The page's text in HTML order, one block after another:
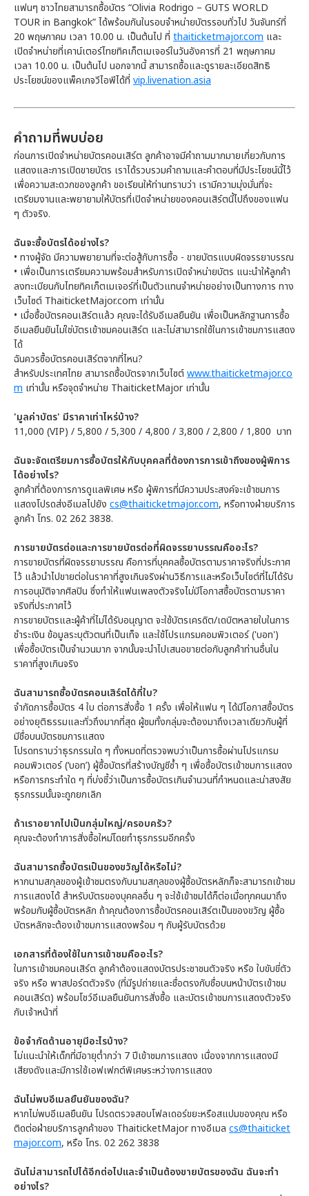
แฟนๆ ชาวไทยสามารถซื้อบัตร “Olivia Rodrigo – GUTS WORLD
TOUR in Bangkok” ได้พร้อมกันในรอบจำหน่ายบัตรรอบทั่วไป วันจันทร์ที่
20 พฤษภาคม เวลา 10.00 น. เป็นต้นไป ที่ thaiticketmajor.com และ
เปิดจำหน่ายที่เคาน์เตอร์ไทยทิคเก็ตเมเจอร์ในวันอังคารที่ 21 พฤษภาคม
เวลา 10.00 น. เป็นต้นไป นอกจากนี้ สามารถซื้อและดูรายละเอียดสิทธิ
ประโยชน์ของแพ็คเกจวีไอพีได้ที่ vip.livenation.asia
คำถามที่พบบ่อย
ก่อนการเปิดจำหน่ายบัตรคอนเสิร์ต ลูกค้าอาจมีคำถามมากมายเกี่ยวกับการ
แสดงและการเปิดขายบัตร เราได้รวบรวมคำถามและคำตอบที่มีประโยชน์นี้ไว้
เพื่อความสะดวกของลูกค้า ขอเรียนให้ท่านทราบว่า เรามีความมุ่งมั่นที่จะ
เตรียมงานและพยายามให้บัตรที่เปิดจำหน่ายของคอนเสิร์ตนี้ไปถึงของแฟน
ๆ ตัวจริง.
ฉันจะซื้อบัตรได้อย่างไร?
• ทางผู้จัด มีความพยายามที่จะต่อสู้กับการซื้อ - ขายบัตรแบบผิดจรรยาบรรณ
• เพื่อเป็นการเตรียมความพร้อมสำหรับการเปิดจำหน่ายบัตร แนะนำให้ลูกค้า
ลงทะเบียนกับไทยทิคเก็ตเมเจอร์ที่เป็นตัวแทนจำหน่ายอย่างเป็นทางการ ทาง
เว็บไซต์ ThaiticketMajor.com เท่านั้น
• เมื่อซื้อบัตรคอนเสิร์ตแล้ว คุณจะได้รับอีเมลยืนยัน เพื่อเป็นหลักฐานการซื้อ
อีเมลยืนยันไม่ใช่บัตรเข้าชมคอนเสิร์ต และไม่สามารถใช้ในการเข้าชมการแสดง
ได้
ฉันควรซื้อบัตรคอนเสิร์ตจากที่ไหน?
สำหรับประเทศไทย สามารถซื้อบัตรจากเว็บไซต์www.thaiticketmajor.co
m เท่านั้น หรือจุดจำหน่าย ThaiticketMajor เท่านั้น
'มูลค่าบัตร' มีราคาเท่าไหร่บ้าง?
11,000 (VIP) / 5,800 / 5,300 / 4,800 / 3,800 / 2,800 / 1,800 บาท
ฉันจะจัดเตรียมการซื้อบัตรให้กับบุคคลที่ต้องการการเข้าถึงของผู้พิการ
ได้อย่างไร?
ลูกค้าที่ต้องการการดูแลพิเศษ หรือ ผู้พิการที่มีความประสงค์จะเข้าชมการ
แสดงโปรดส่งอีเมลไปยัง cs@thaiticketmajor.com, หรือทางฝ่ายบริการ
ลูกค้า โทร. 02 262 3838.
การขายบัตรต่อและการขายบัตรต่อที่ผิดจรรยาบรรณคืออะไร?
การขายบัตรที่ผิดจรรยาบรรณ คือการที่บุคคลซื้อบัตรตามราคาจริงที่ประกาศ
ไว้ แล้วนำไปขายต่อในราคาที่สูงเกินจริงผ่านวิธีการและหรือเว็บไซต์ที่ไม่ได้รับ
การอนุมัติจากศิลปิน ซึ่งทำให้แฟนเพลงตัวจริงไม่มีโอกาสซื้อบัตรตามราคา
จริงที่ประกาศไว้
การขายบัตรและผู้ค้าที่ไม่ได้รับอนุญาต จะใช้บัตรเครดิต/เดบิตหลายใบในการ
ชำระเงิน ข้อมูลระบุตัวตนที่เป็นเท็จ และใช้โปรแกรมคอมพิวเตอร์ ('บอท')
เพื่อซื้อบัตรเป็นจำนวนมาก จากนั้นจะนำไปเสนอขายต่อกับลูกค้าท่านอื่นใน
ราคาที่สูงเกินจริง
ฉันสามารถซื้อบัตรคอนเสิร์ตได้กี่ใบ?
จำกัดการซื้อบัตร 4 ใบ ต่อการสั่งซื้อ 1 ครั้ง เพื่อให้แฟน ๆ ได้มีโอกาสซื้อบัตร
อย่างยุติธรรมและทั่วถึงมากที่สุด ผู้ชมทั้งกลุ่มจะต้องมาถึงเวลาเดียวกับผู้ที่
มีชื่อบนบัตรชมการแสดง
โปรดทราบว่าธุรกรรมใด ๆ ทั้งหมดที่ตรวจพบว่าเป็นการซื้อผ่านโปรแกรม
คอมพิวเตอร์ (‘บอท’) ผู้ซื้อบัตรที่สร้างบัญชีซ้ำ ๆ เพื่อซื้อบัตรเข้าชมการแสดง
หรือการกระทำใด ๆ ที่บ่งชี้ว่าเป็นการซื้อบัตรเกินจำนวนที่กำหนดและน่าสงสัย
ธุรกรรมนั้นจะถูกยกเลิก
ถ้าเราอยากไปเป็นกลุ่มใหญ่/ครอบครัว?
คุณจะต้องทำการสั่งซื้อใหม่โดยทำธุรกรรมอีกครั้ง
ฉันสามารถซื้อบัตรเป็นของขวัญได้หรือไม่?
หากนามสกุลของผู้เข้าชมตรงกับนามสกุลของผู้ซื้อบัตรหลักก็จะสามารถเข้าชม
การแสดงได้ สำหรับบัตรของบุคคลอื่น ๆ จะใช้เข้าชมได้ก็ต่อเมื่อทุกคนมาถึง
พร้อมกับผู้ซื้อบัตรหลัก ถ้าคุณต้องการซื้อบัตรคอนเสิร์ตเป็นของขวัญ ผู้ซื้อ
บัตรหลักจะต้องเข้าชมการแสดงพร้อม ๆ กับผู้รับบัตรด้วย
เอกสารที่ต้องใช้ในการเข้าชมคืออะไร?
ในการเข้าชมคอนเสิร์ต ลูกค้าต้องแสดงบัตรประชาชนตัวจริง หรือ ใบขับขี่ตัว
จริง หรือ พาสปอร์ตตัวจริง (ที่มีรูปถ่ายและชื่อตรงกับชื่อบนหน้าบัตรเข้าชม
คอนเสิร์ต) พร้อมโชว์อีเมลยืนยันการสั่งซื้อ และบัตรเข้าชมการแสดงตัวจริง
กับเจ้าหน้าที่
ข้อจำกัดด้านอายุมีอะไรบ้าง?
ไม่แนะนำให้เด็กที่มีอายุต่ำกว่า 7 ปีเข้าชมการแสดง เนื่องจากการแสดงมี
เสียงดังและมีการใช้เอฟเฟกต์พิเศษระหว่างการแสดง
ฉันไม่พบอีเมลยืนยันของฉัน?
หากไม่พบอีเมลยืนยัน โปรดตรวจสอบโฟลเดอร์ขยะหรือสแปมของคุณ หรือ
ติดต่อฝ่ายบริการลูกค้าของ ThaiticketMajor ทางอีเมล cs@thaiticket
major.com, หรือ โทร. 02 262 3838
ฉันไม่สามารถไปได้อีกต่อไปและจำเป็นต้องขายบัตรของฉัน ฉันจะทำ
อย่างไร?